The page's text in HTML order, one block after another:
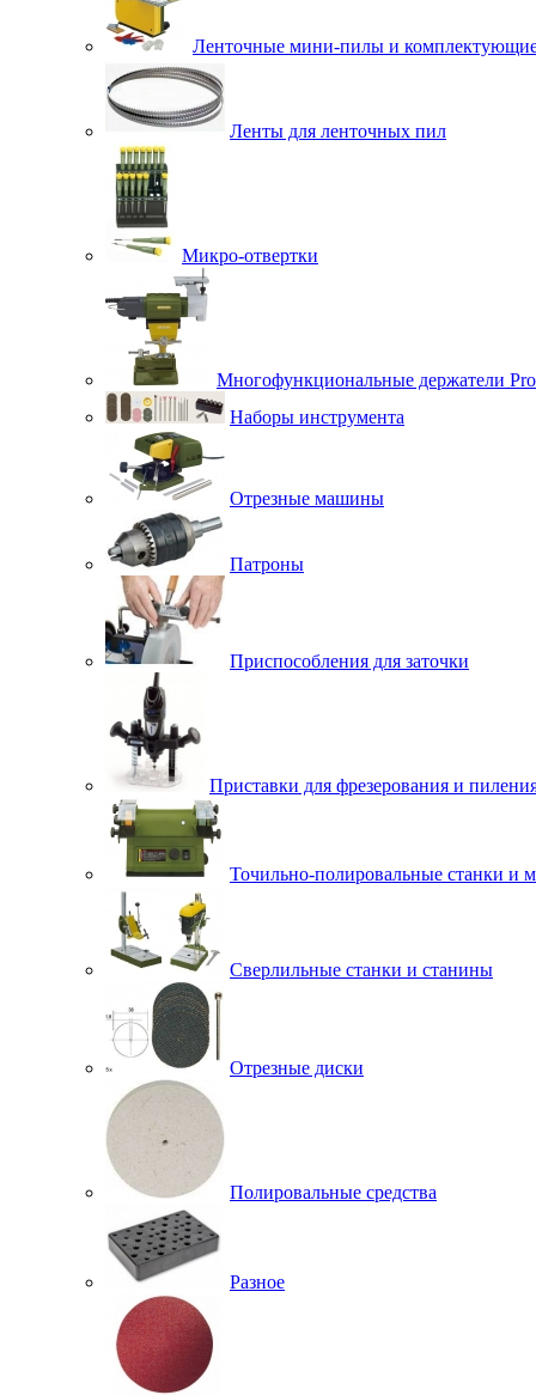
Ленточные мини-пилы и
Ленты для ленточных пил
Микро-отвертки
Многофункциональные держатели
Наборы инструмента
Отрезные машины
Патроны
Приспособления для заточки
Приставки для фрезерования и
Точильно-полировальные станки и
Сверлильные станки и станины
Отрезные диски
Полировальные средства
Разное